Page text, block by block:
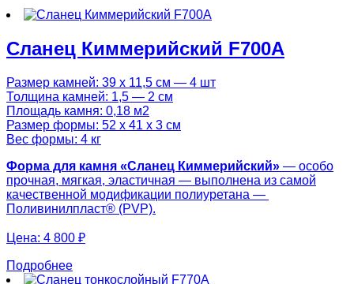
Сланец Киммерийский F700A
Размер камней: 39 х 11,5 см — 4 шт
Толщина камней: 1,5 — 2 см
Площадь камня: 0,18 м2
Размер формы: 52 х 41 х 3 см
Вес формы: 4 кг
Форма для камня «Сланец Киммерийский» — особо
прочная, мягкая, эластичная — выполнена из самой
качественной модификации полиуретана —
Поливинилпласт® (PVP).
Цена: 4 800 ₽
Подробнее